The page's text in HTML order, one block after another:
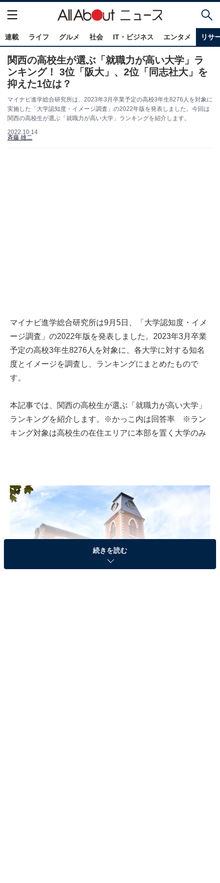
連載 ライフ グルメ 社会 IT・ビジネス エンタメ リサ
関西の高校生が選ぶ「就職力が高い大学」ラ
ンキング！ 3位「阪大」、2位「同志社大」を
抑えた1位は？
マイナビ進学総合研究所は、2023年3月卒業予定の高校3年生8276人を対象に
実施した「大学認知度・イメージ調査」の2022年版を発表しました。今回は
関西の高校生が選ぶ「就職力が高い大学」ランキングを紹介します。
2022.10.14
斉藤 雄二
マイナビ進学総合研究所は9月5日、「大学認知度・イメ
ージ調査」の2022年版を発表しました。2023年3月卒業
予定の高校3年生8276人を対象に、各大学に対する知名
度とイメージを調査し、ランキングにまとめたもので
す。
本記事では、関西の高校生が選ぶ「就職力が高い大学」
ランキングを紹介します。※かっこ内は回答率 ※ラン
キング対象は高校生の在住エリアに本部を置く大学のみ
続きを読む